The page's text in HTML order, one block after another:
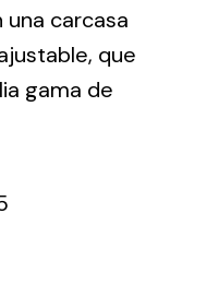
carcasa
que
gama de